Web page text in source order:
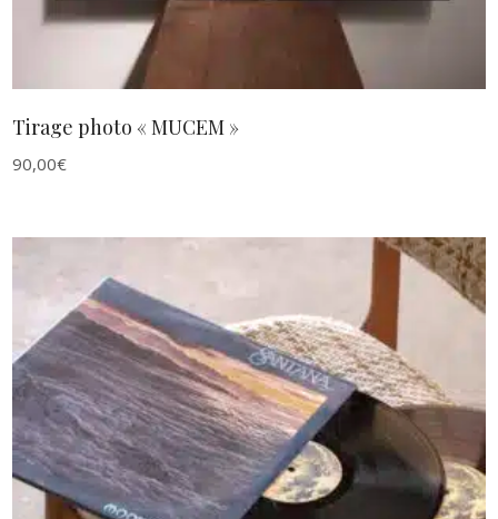
Tirage photo « MUCEM »
90,00€
AJOUTER AU PANIER